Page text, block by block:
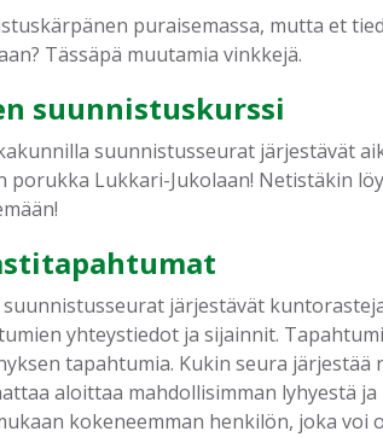
puraisemassa, mutta et
Tässäpä muutamia vinkkejä.
suunnistuskurssi
suunnistusseurat järjestävät
porukka Lukkari-Jukolaan! Netistäkin
järjestävät
yhteystiedot ja sijainnit.
tapahtumia. Kukin seura
aloittaa mahdollisimman lyhyestä
kokeneemman henkilön, joka voi